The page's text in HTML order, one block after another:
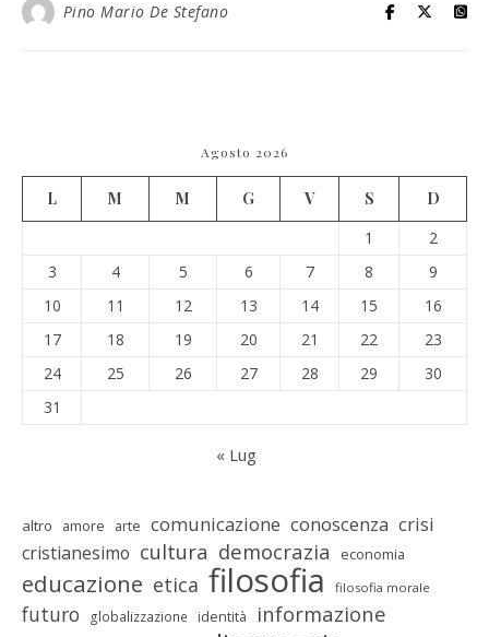
Pino Mario De Stefano
Agosto 2026
L M M G V S
D
1
2
3
4 5 6 7 8
9
10
11 12 13 14 15
16
17
18 19 20 21 22
23
24
25 26 27 28 29
30
31
« Lug
altro amore arte comunicazione conoscenza crisi
cristianesimo cultura democrazia economia
educazione etica filosofia filosofia morale
futuro globalizzazione identità informazione